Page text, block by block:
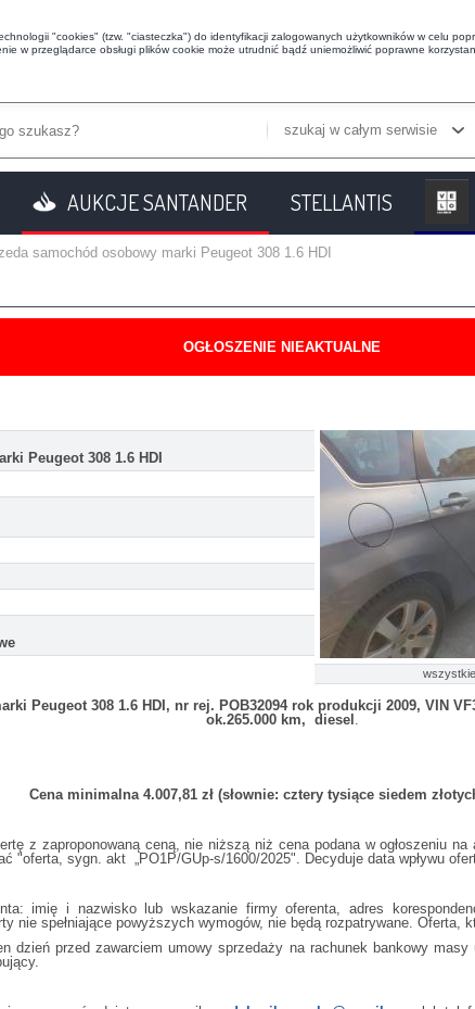
"cookies" (tzw. "ciasteczka") do identyfikacji zalogowanych użytkowników w celu
w przeglądarce obsługi plików cookie może utrudnić bądź uniemożliwić poprawne
szukaj w całym serwisie
AUKCJE SANTANDER STELLANTIS
samochód osobowy marki Peugeot 308 1.6 HDI
OGŁOSZENIE NIEAKTUALNE
Peugeot 308 1.6 HDI
Peugeot 308 1.6 HDI, nr rej. POB32094 rok produkcji 2009, VIN
ok.265.000 km, diesel .
Cena minimalna 4.007,81 zł (słownie: cztery tysiące siedem
z zaproponowaną ceną, nie niższą niż cena podana w ogłoszeniu
"oferta, sygn. akt „PO1P/GUp-s/1600/2025". Decyduje data wpływu
imię i nazwisko lub wskazanie firmy oferenta, adres
nie spełniające powyższych wymogów, nie będą rozpatrywane. Oferta,
dzień przed zawarciem umowy sprzedaży na rachunek bankowy